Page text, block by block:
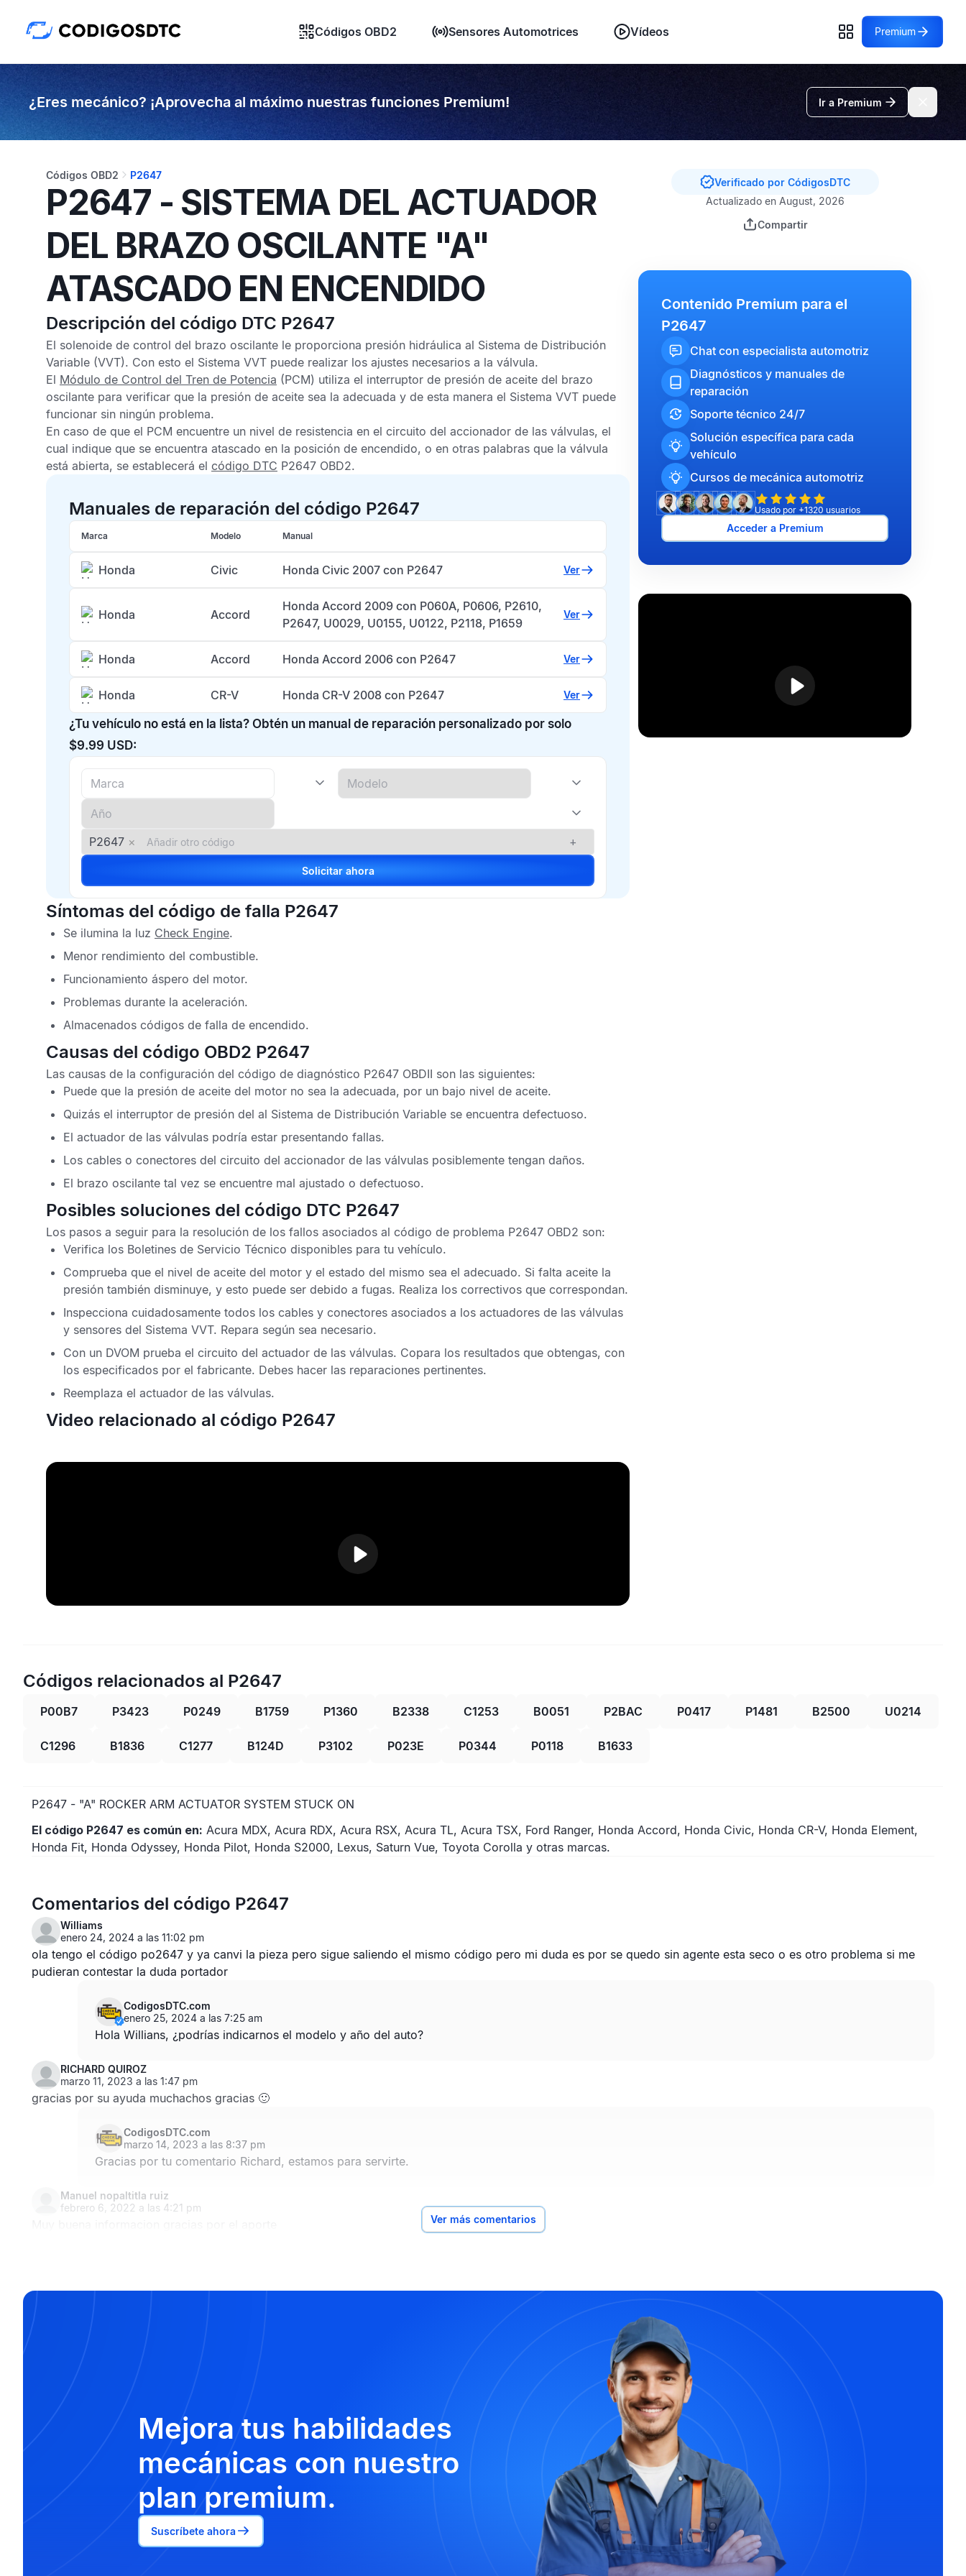
Códigos OBD2 Sensores Automotrices Vídeos Premium
¿Eres mecánico? ¡Aprovecha al máximo nuestras funciones Premium! Ir a Premium
Códigos OBD2 P2647
P2647 - SISTEMA DEL ACTUADOR
DEL BRAZO OSCILANTE "A"
ATASCADO EN ENCENDIDO
Descripción del código DTC P2647
El solenoide de control del brazo oscilante le proporciona presión hidráulica al Sistema de Distribución
Variable (VVT). Con esto el Sistema VVT puede realizar los ajustes necesarios a la válvula.
El Módulo de Control del Tren de Potencia (PCM) utiliza el interruptor de presión de aceite del brazo
oscilante para verificar que la presión de aceite sea la adecuada y de esta manera el Sistema VVT puede
funcionar sin ningún problema.
En caso de que el PCM encuentre un nivel de resistencia en el circuito del accionador de las válvulas, el
cual indique que se encuentra atascado en la posición de encendido, o en otras palabras que la válvula
está abierta, se establecerá el código DTC P2647 OBD2.
Manuales de reparación del código P2647
Marca Modelo Manual
Honda Civic Honda Civic 2007 con P2647 Ver
Honda Accord
Honda Accord 2009 con P060A, P0606, P2610,
P2647, U0029, U0155, U0122, P2118, P1659
Ver
Honda Accord Honda Accord 2006 con P2647 Ver
Honda CR-V Honda CR-V 2008 con P2647 Ver
¿Tu vehículo no está en la lista? Obtén un manual de reparación personalizado por solo
$9.99 USD:
P2647 × +
Solicitar ahora
Síntomas del código de falla P2647
Se ilumina la luz Check Engine.
Menor rendimiento del combustible.
Funcionamiento áspero del motor.
Problemas durante la aceleración.
Almacenados códigos de falla de encendido.
Causas del código OBD2 P2647
Las causas de la configuración del código de diagnóstico P2647 OBDII son las siguientes:
Puede que la presión de aceite del motor no sea la adecuada, por un bajo nivel de aceite.
Quizás el interruptor de presión del al Sistema de Distribución Variable se encuentra defectuoso.
El actuador de las válvulas podría estar presentando fallas.
Los cables o conectores del circuito del accionador de las válvulas posiblemente tengan daños.
El brazo oscilante tal vez se encuentre mal ajustado o defectuoso.
Posibles soluciones del código DTC P2647
Los pasos a seguir para la resolución de los fallos asociados al código de problema P2647 OBD2 son:
Verifica los Boletines de Servicio Técnico disponibles para tu vehículo.
Comprueba que el nivel de aceite del motor y el estado del mismo sea el adecuado. Si falta aceite la
presión también disminuye, y esto puede ser debido a fugas. Realiza los correctivos que correspondan.
Inspecciona cuidadosamente todos los cables y conectores asociados a los actuadores de las válvulas
y sensores del Sistema VVT. Repara según sea necesario.
Con un DVOM prueba el circuito del actuador de las válvulas. Copara los resultados que obtengas, con
los especificados por el fabricante. Debes hacer las reparaciones pertinentes.
Reemplaza el actuador de las válvulas.
Video relacionado al código P2647
Verificado por CódigosDTC
Actualizado en August, 2026
Compartir
Contenido Premium para el
P2647
Chat con especialista automotriz
Diagnósticos y manuales de
reparación
Soporte técnico 24/7
Solución específica para cada
vehículo
Cursos de mecánica automotriz
Usado por +1320 usuarios
Acceder a Premium
Códigos relacionados al P2647
P00B7 P3423 P0249 B1759 P1360 B2338 C1253 B0051 P2BAC P0417 P1481 B2500 U0214
C1296 B1836 C1277 B124D P3102 P023E P0344 P0118 B1633
P2647 - "A" ROCKER ARM ACTUATOR SYSTEM STUCK ON
El código P2647 es común en: Acura MDX, Acura RDX, Acura RSX, Acura TL, Acura TSX, Ford Ranger, Honda Accord, Honda Civic, Honda CR-V, Honda Element,
Honda Fit, Honda Odyssey, Honda Pilot, Honda S2000, Lexus, Saturn Vue, Toyota Corolla y otras marcas.
Comentarios del código P2647
Williams
enero 24, 2024 a las 11:02 pm
ola tengo el código po2647 y ya canvi la pieza pero sigue saliendo el mismo código pero mi duda es por se quedo sin agente esta seco o es otro problema si me
pudieran contestar la duda portador
CodigosDTC.com
enero 25, 2024 a las 7:25 am
Hola Willians, ¿podrías indicarnos el modelo y año del auto?
RICHARD QUIROZ
marzo 11, 2023 a las 1:47 pm
gracias por su ayuda muchachos gracias 🙂
CodigosDTC.com
marzo 14, 2023 a las 8:37 pm
Gracias por tu comentario Richard, estamos para servirte.
Manuel nopaltitla ruiz
febrero 6, 2022 a las 4:21 pm
Ver más comentarios
Mejora tus habilidades
mecánicas con nuestro
plan premium.
Suscríbete ahora